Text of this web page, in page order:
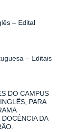
– Edital
– Editais
DO CAMPUS
PARA
DA